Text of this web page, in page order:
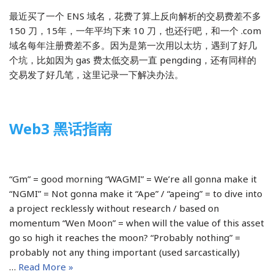
最近买了一个 ENS 域名，花费了算上反向解析的交易费差不多
150 刀，15年，一年平均下来 10 刀，也还行吧，和一个 .com
域名每年注册费差不多。因为是第一次用以太坊，遇到了好几
个坑，比如因为 gas 费太低交易一直 pengding，还有同样的
交易发了好几笔，这里记录一下解决办法。
Web3 黑话指南
“Gm” = good morning “WAGMI” = We’re all gonna make it
“NGMI” = Not gonna make it “Ape” / “apeing” = to dive into
a project recklessly without research / based on
momentum “Wen Moon” = when will the value of this asset
go so high it reaches the moon? “Probably nothing” =
probably not any thing important (used sarcastically)
… Read More »